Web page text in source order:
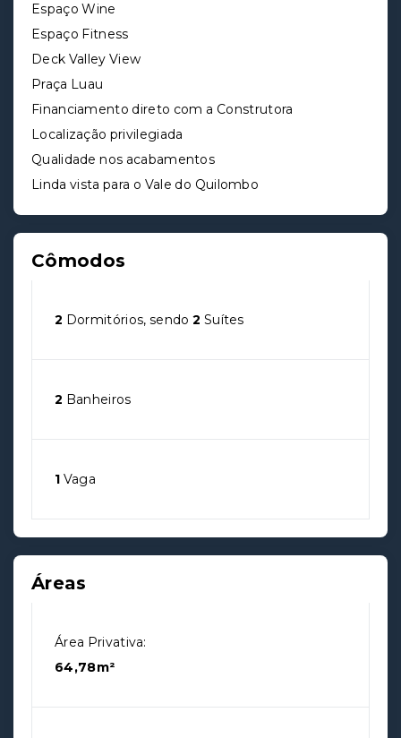
Espaço Wine
Espaço Fitness
Deck Valley View
Praça Luau
Financiamento direto com a Construtora
Localização privilegiada
Qualidade nos acabamentos
Linda vista para o Vale do Quilombo
Cômodos
2 Dormitórios, sendo2 Suítes
2 Banheiros
1 Vaga
Áreas
Área Privativa:
64,78m²